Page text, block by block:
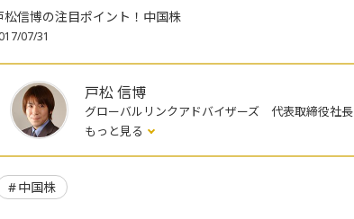
松信博の注目ポイント！中国株
07/31
戸松 信博
グローバルリンクアドバイザーズ 代表取締役社長
もっと見る
中国株